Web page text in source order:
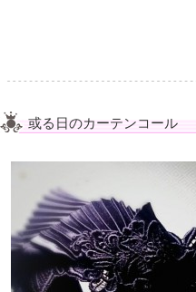
或る日のカーテンコール